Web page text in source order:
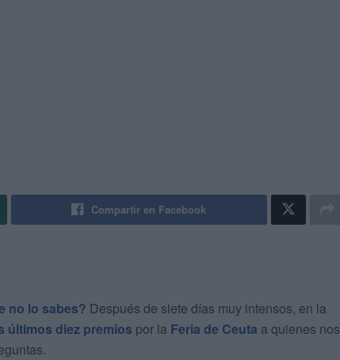
Compartir en Facebook
no lo sabes? Después de siete días muy intensos, en la
últimos diez premios por la Feria de Ceuta a quienes nos